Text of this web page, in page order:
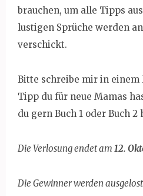
brauchen, um alle Tipps
lustigen Sprüche werden
verschickt.
Bitte schreibe mir in einem
Tipp du für neue Mamas
du gern Buch 1 oder Buch 2
Die Verlosung endet am 12.
Die Gewinner werden